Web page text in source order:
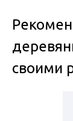
своими